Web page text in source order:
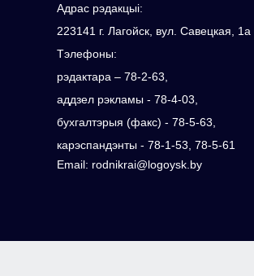
Адрас рэдакцыi:
223141 г. Лагойск, вул. Савецкая, 1а
Тэлефоны:
рэдактара – 78-2-63,
аддзел рэкламы - 78-4-03,
бухгалтэрыя (факс) - 78-5-63,
карэспандэнты - 78-1-53, 78-5-61
Email: rodnikrai@logoysk.by